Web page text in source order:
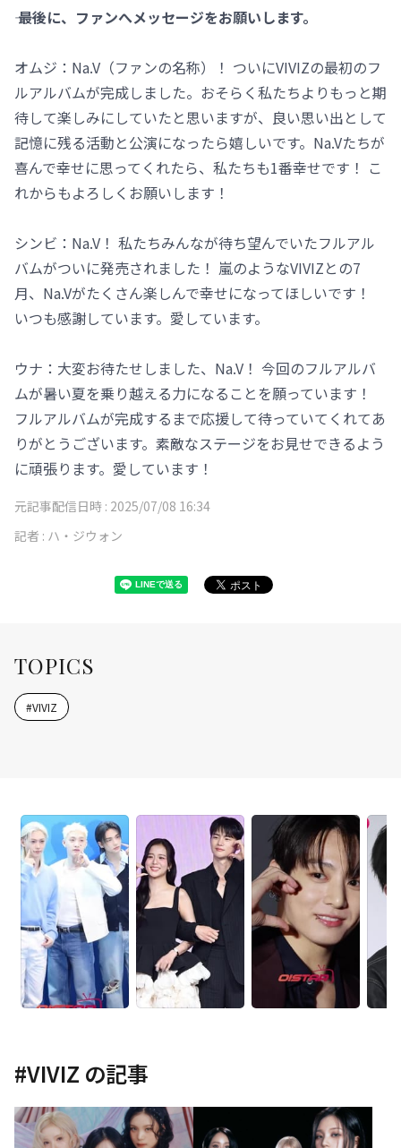
―― 最後に、ファンへメッセージをお願いします。
オムジ：Na.V（ファンの名称）！ ついにVIVIZの最初のフ
ルアルバムが完成しました。おそらく私たちよりもっと期
待して楽しみにしていたと思いますが、良い思い出として
記憶に残る活動と公演になったら嬉しいです。Na.Vたちが
喜んで幸せに思ってくれたら、私たちも1番幸せです！ こ
れからもよろしくお願いします！
シンビ：Na.V！ 私たちみんなが待ち望んでいたフルアル
バムがついに発売されました！ 嵐のようなVIVIZとの7
月、Na.Vがたくさん楽しんで幸せになってほしいです！
いつも感謝しています。愛しています。
ウナ：大変お待たせしました、Na.V！ 今回のフルアルバ
ムが暑い夏を乗り越える力になることを願っています！
フルアルバムが完成するまで応援して待っていてくれてあ
りがとうございます。素敵なステージをお見せできるよう
に頑張ります。愛しています！
元記事配信日時 : 2025/07/08 16:34
記者 : ハ・ジウォン
TOPICS
#VIVIZ
#VIVIZ の記事